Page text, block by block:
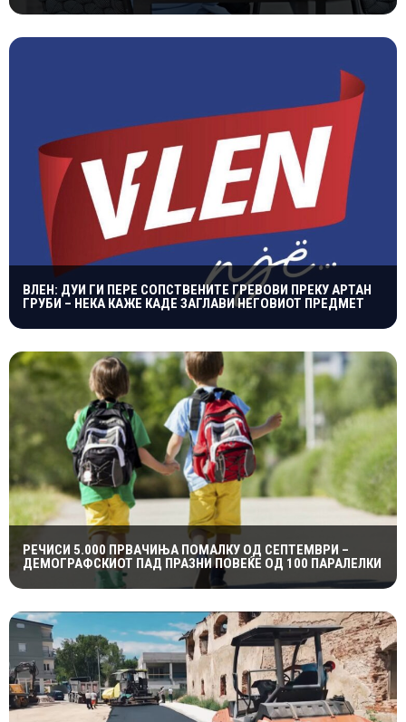
ВЛЕН: ДУИ ГИ ПЕРЕ СОПСТВЕНИТЕ ГРЕВОВИ ПРЕКУ АРТАН
ГРУБИ – НЕКА КАЖЕ КАДЕ ЗАГЛАВИ НЕГОВИОТ ПРЕДМЕТ
РЕЧИСИ 5.000 ПРВАЧИЊА ПОМАЛКУ ОД СЕПТЕМВРИ –
ДЕМОГРАФСКИОТ ПАД ПРАЗНИ ПОВЕЌЕ ОД 100 ПАРАЛЕЛКИ